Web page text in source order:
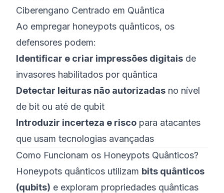
Ciberengano Centrado em Quântica
Ao empregar honeypots quânticos, os
defensores podem:
Identificar e criar impressões digitais de
invasores habilitados por quântica
Detectar leituras não autorizadas no nível
de bit ou até de qubit
Introduzir incerteza e risco para atacantes
que usam tecnologias avançadas
Como Funcionam os Honeypots Quânticos?
Honeypots quânticos utilizam bits quânticos
(qubits) e exploram propriedades quânticas